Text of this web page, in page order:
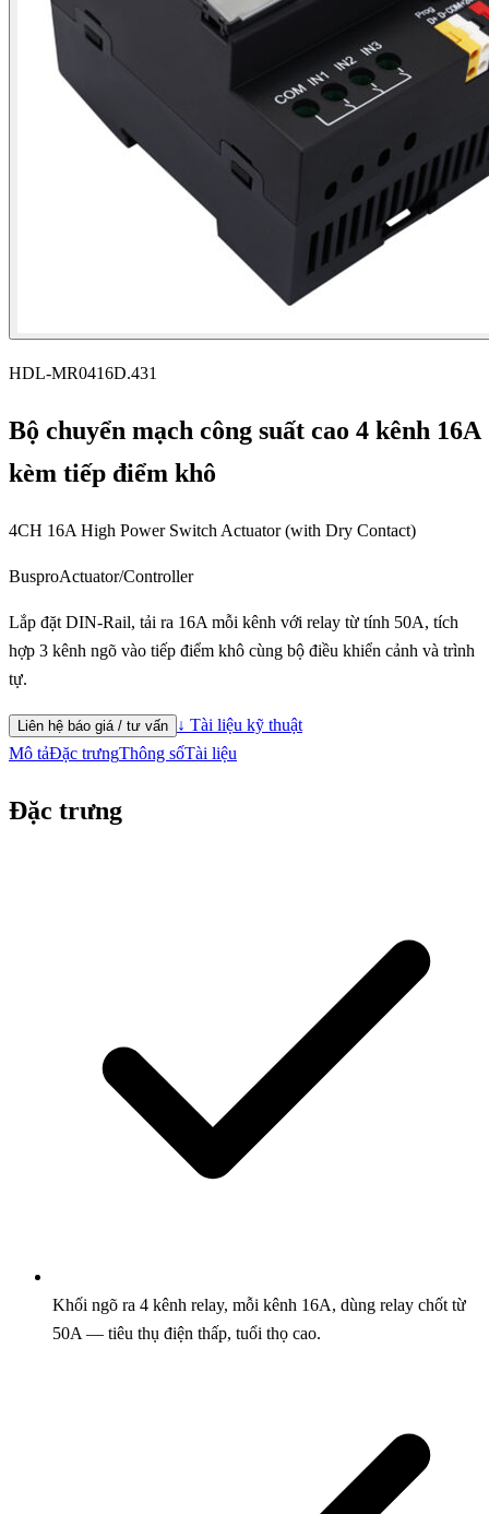
HDL-MR0416D.431
Bộ chuyển mạch công suất cao 4 kênh 16A
kèm tiếp điểm khô
4CH 16A High Power Switch Actuator (with Dry Contact)
BusproActuator/Controller
Lắp đặt DIN-Rail, tải ra 16A mỗi kênh với relay từ tính 50A, tích
hợp 3 kênh ngõ vào tiếp điểm khô cùng bộ điều khiển cảnh và trình
tự.
Liên hệ báo giá / tư vấn
↓ Tài liệu kỹ thuật
Mô tảĐặc trưngThông sốTài liệu
Đặc trưng
Khối ngõ ra 4 kênh relay, mỗi kênh 16A, dùng relay chốt từ
50A — tiêu thụ điện thấp, tuổi thọ cao.